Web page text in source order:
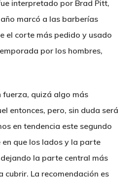
interpretado por Brad Pitt,
marcó a las barberías
el corte más pedido y usado
por los hombres,
fuerza, quizá algo más
entonces, pero, sin duda será
en tendencia este segundo
en que los lados y la parte
la parte central más
cubrir. La recomendación es